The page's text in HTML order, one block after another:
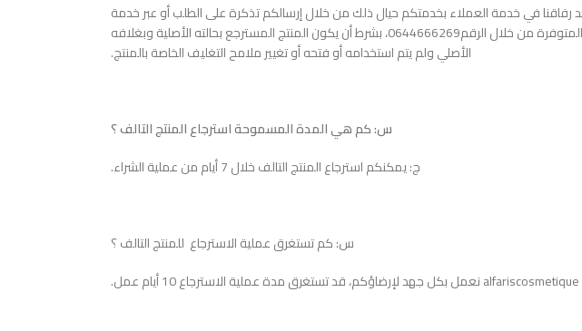
في خدمة العملاء بخدمتكم حيال ذلك من خلال إرسالكم تذكرة على الطلب أو عبر خدمة
العملاء المتوفرة من خلال الرقم0644666269، بشرط أن يكون المنتج المسترجع بحالته الأصلية وبغلافه
الأصلي ولم يتم استخدامه أو فتحه أو تغيير ملامح التغليف الخاصة بالمنتج.
س: كم هي المدة المسموحة استرجاع المنتج التالف ؟
ج: يمكنكم استرجاع المنتج التالف خلال 7 أيام من عملية الشراء.
س: كم تستغرق عملية الاسترجاع للمنتج التالف ؟